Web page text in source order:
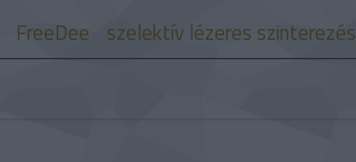
FreeDee szelektív lézeres szinterezés